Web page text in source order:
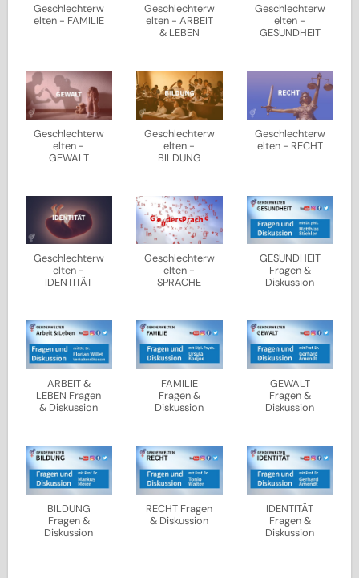
Geschlechterw
elten - FAMILIE
Geschlechterw
elten - ARBEIT
& LEBEN
Geschlechterw
elten -
GESUNDHEIT
Geschlechterw
elten -
GEWALT
Geschlechterw
elten -
BILDUNG
Geschlechterw
elten - RECHT
Geschlechterw
elten -
IDENTITÄT
Geschlechterw
elten -
SPRACHE
GESUNDHEIT
Fragen &
Diskussion
ARBEIT &
LEBEN Fragen
& Diskussion
FAMILIE
Fragen &
Diskussion
GEWALT
Fragen &
Diskussion
BILDUNG
Fragen &
Diskussion
RECHT Fragen
& Diskussion
IDENTITÄT
Fragen &
Diskussion